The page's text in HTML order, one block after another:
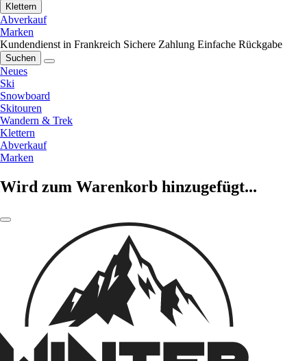
Klettern
Abverkauf
Marken
Kundendienst in Frankreich Sichere Zahlung Einfache Rückgabe
Suchen
Neues
Ski
Snowboard
Skitouren
Wandern & Trek
Klettern
Abverkauf
Marken
Wird zum Warenkorb hinzugefügt...